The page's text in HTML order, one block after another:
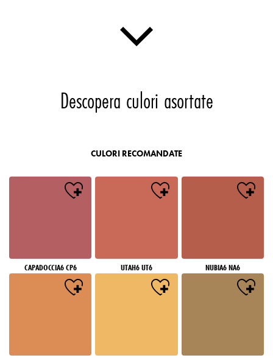
Descopera culori asortate
CULORI RECOMANDATE
CAPADOCCIA6 CP6 UTAH6 UT6 NUBIA6 NA6